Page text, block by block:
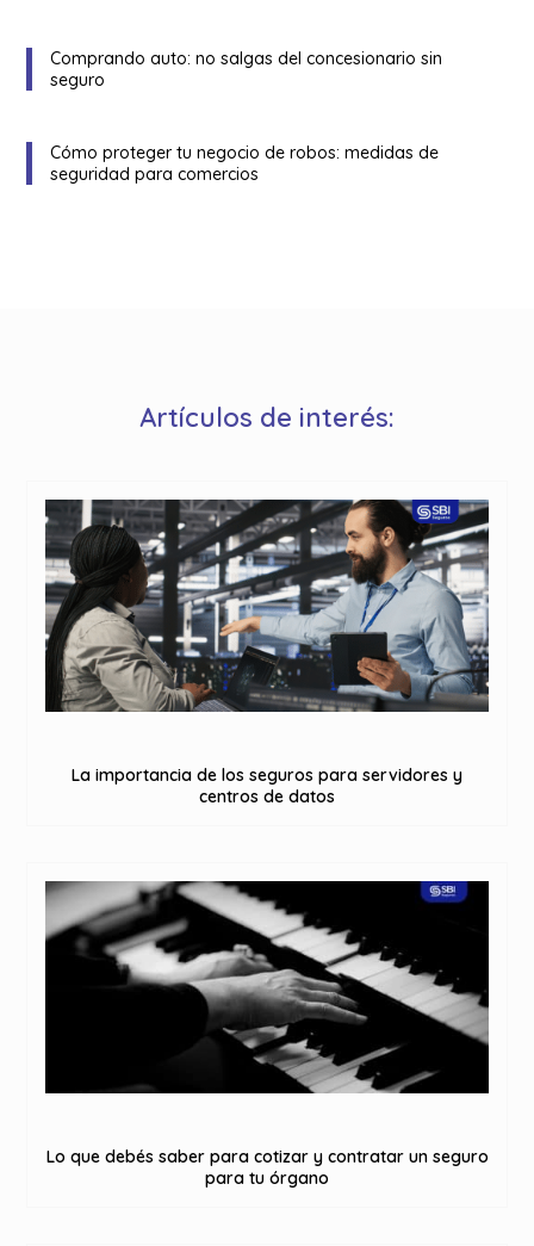
Comprando auto: no salgas del concesionario sin
seguro
Cómo proteger tu negocio de robos: medidas de
seguridad para comercios
Artículos de interés:
La importancia de los seguros para servidores y
centros de datos
Lo que debés saber para cotizar y contratar un seguro
para tu órgano